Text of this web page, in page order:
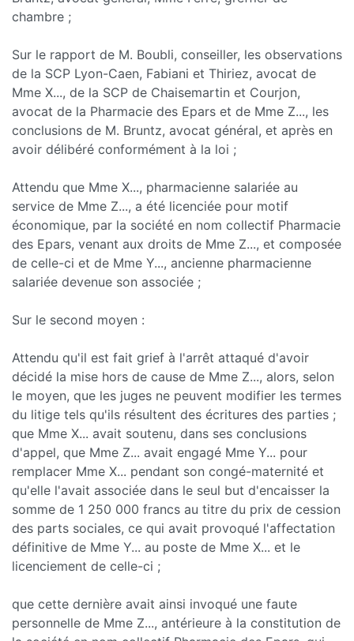
chambre ;
Sur le rapport de M. Boubli, conseiller, les observations
de la SCP Lyon-Caen, Fabiani et Thiriez, avocat de
Mme X..., de la SCP de Chaisemartin et Courjon,
avocat de la Pharmacie des Epars et de Mme Z..., les
conclusions de M. Bruntz, avocat général, et après en
avoir délibéré conformément à la loi ;
Attendu que Mme X..., pharmacienne salariée au
service de Mme Z..., a été licenciée pour motif
économique, par la société en nom collectif Pharmacie
des Epars, venant aux droits de Mme Z..., et composée
de celle-ci et de Mme Y..., ancienne pharmacienne
salariée devenue son associée ;
Sur le second moyen :
Attendu qu'il est fait grief à l'arrêt attaqué d'avoir
décidé la mise hors de cause de Mme Z..., alors, selon
le moyen, que les juges ne peuvent modifier les termes
du litige tels qu'ils résultent des écritures des parties ;
que Mme X... avait soutenu, dans ses conclusions
d'appel, que Mme Z... avait engagé Mme Y... pour
remplacer Mme X... pendant son congé-maternité et
qu'elle l'avait associée dans le seul but d'encaisser la
somme de 1 250 000 francs au titre du prix de cession
des parts sociales, ce qui avait provoqué l'affectation
définitive de Mme Y... au poste de Mme X... et le
licenciement de celle-ci ;
que cette dernière avait ainsi invoqué une faute
personnelle de Mme Z..., antérieure à la constitution de